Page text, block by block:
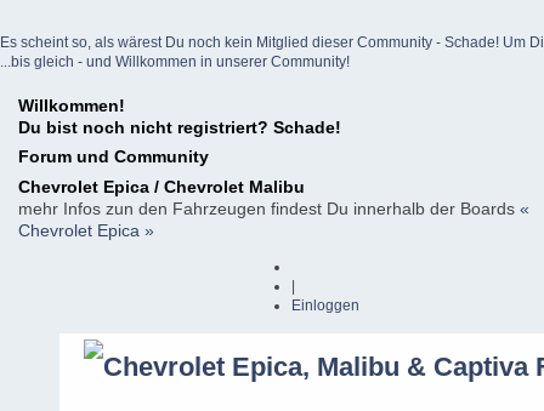
Es scheint so, als wärest Du noch kein Mitglied dieser Community - Schade! Um
...bis gleich - und Willkommen in unserer Community!
Willkommen!
Du bist noch nicht registriert? Schade!
Forum und Community
Chevrolet Epica / Chevrolet Malibu
mehr Infos zun den Fahrzeugen findest Du innerhalb der Boards «
Chevrolet Epica »
Einloggen